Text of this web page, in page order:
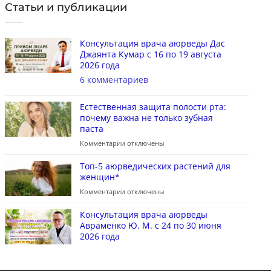
Статьи и публикации
Консультация врача аюрведы Дас
Джаянта Кумар с 16 по 19 августа
2026 года
6 комментариев
Естественная защита полости рта:
почему важна не только зубная
паста
Комментарии отключены
Топ-5 аюрведических растений для
женщин*
Комментарии отключены
Консультация врача аюрведы
Авраменко Ю. М. с 24 по 30 июня
2026 года